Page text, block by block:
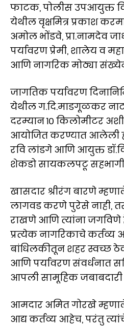
फाटक, पोलीस उपआयुक्त
येथील वृक्षमित्र प्रकाश
अमोल भोंडवे, प्रा.नामदेव
पर्यावरण प्रेमी, शालेय व
आणि नागरिक मोठ्या
जागतिक पर्यावरण
येथील ग.दि.माडगूळकर
दरम्यान १० किलोमीटर
आयोजित करण्यात आलेली
रवि लांडगे आणि आयुक्त
शेकडो सायकलपटू सहभागी
खासदार श्रीरंग बारणे
लागवड करणे पुरेसे नाही, तर
राखणे आणि त्यांना जगविणे
प्रत्येक नागरिकाचे कर्तव्य
बांधिलकीतून शहर स्वच्छ
आणि पर्यावरण संवर्धनात
आपली सामूहिक
आमदार अमित गोरखे
आद्य कर्तव्य आहेच, परंतु